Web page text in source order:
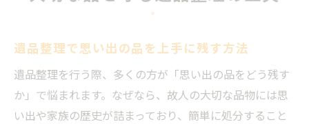
遺品整理で思い出の品を上手に残す方法
遺品整理を行う際、多くの方が「思い出の品をどう残す
か」で悩まれます。なぜなら、故人の大切な品物には思
い出や家族の歴史が詰まっており、簡単に処分すること